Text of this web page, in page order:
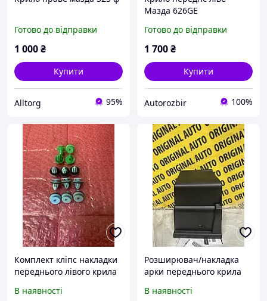
Готово до відправки
1 000₴
Купити
Alltorg 95%
Мазда 626GE
Готово до відправки
1 700₴
Купити
Autorozbir 100%
Комплект кліпс накладки
переднього лівого крила
Original KB7W51W31 /
В наявності
Розширювач/накладка
арки переднього крила
позашляховик (KF),
В наявності